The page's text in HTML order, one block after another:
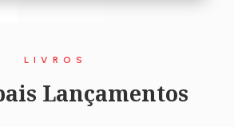
LIVROS
Lançamentos